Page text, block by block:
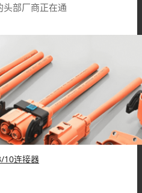
连接器
10连接器
头部厂商正在通